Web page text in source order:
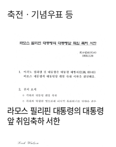
축전ㆍ기념우표 등
라모스 필리핀 대통령의 대통령
앞 취임축하 서한